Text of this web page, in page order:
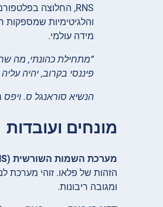
מידה עולמי.
“מתחילת כהונתי, מה
פיננסי בקרוב, יהיה
הנשיא סוראנגל ס. ויפס
מונחים ועובדות
מערכת השמות השורשית (RNS)
הזהות של פלאו. זוהי מערכת
ומגובה ריבונות.